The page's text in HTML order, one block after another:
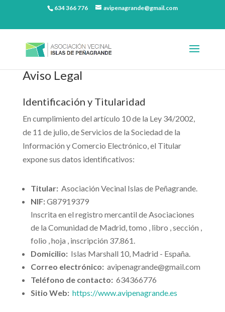
634 366 776 avipenagrande@gmail.com
Aviso Legal
Identificación y Titularidad
En cumplimiento del artículo 10 de la Ley 34/2002,
de 11 de julio, de Servicios de la Sociedad de la
Información y Comercio Electrónico, el Titular
expone sus datos identificativos:
Titular:Asociación Vecinal Islas de Peñagrande.
NIF:G87919379
Inscrita en el registro mercantil de Asociaciones
de la Comunidad de Madrid, tomo , libro , sección ,
folio , hoja , inscripción 37.861.
Domicilio:Islas Marshall 10, Madrid - España.
Correo electrónico:avipenagrande@gmail.com
Teléfono de contacto:634366776
Sitio Web: https://www.avipenagrande.es